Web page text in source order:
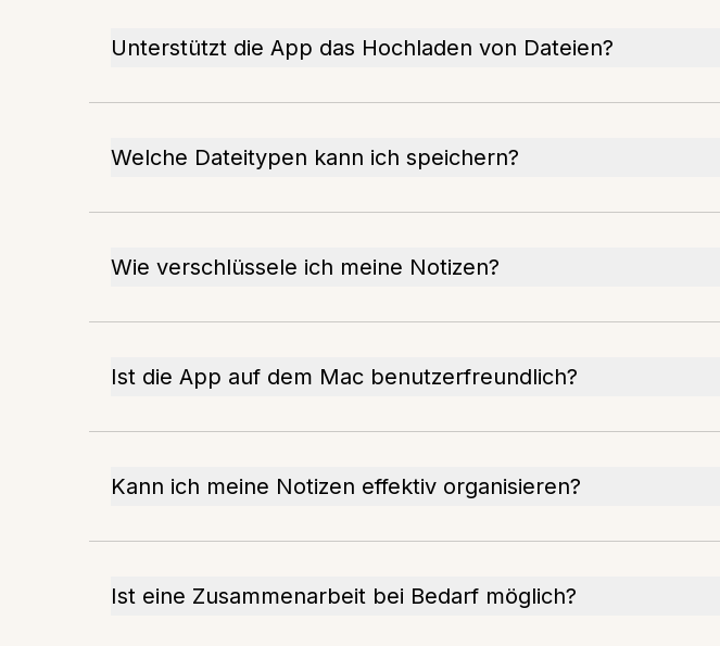
Unterstützt die App das Hochladen von Dateien?
Welche Dateitypen kann ich speichern?
Wie verschlüssele ich meine Notizen?
Ist die App auf dem Mac benutzerfreundlich?
Kann ich meine Notizen effektiv organisieren?
Ist eine Zusammenarbeit bei Bedarf möglich?